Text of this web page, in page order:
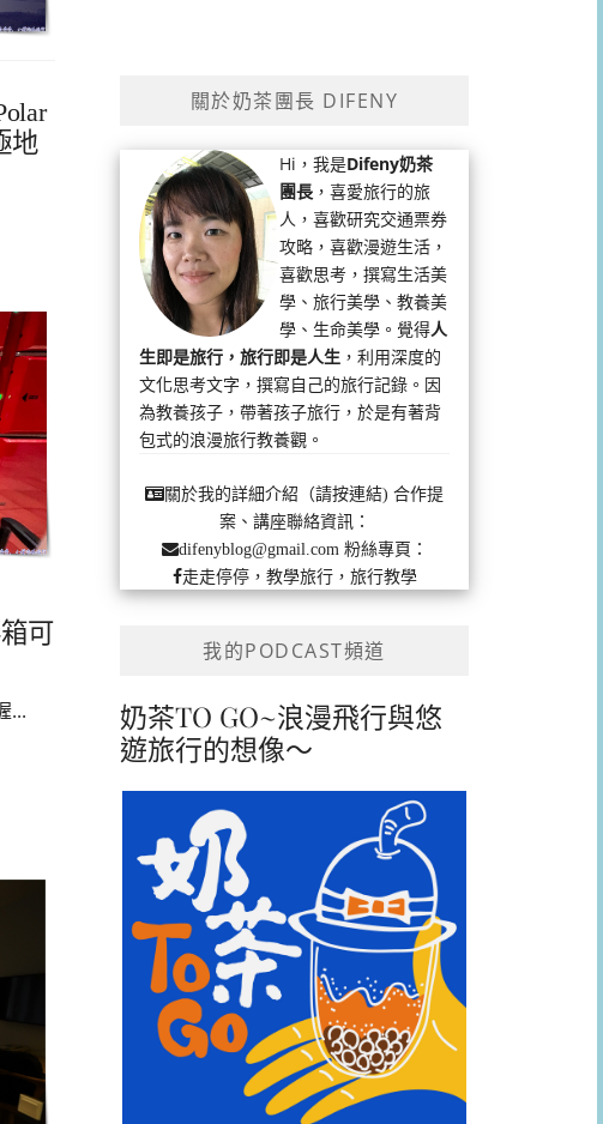
地
可
...
關於奶茶團長 DIFENY
Hi，我是Difeny奶茶
團長 ，喜愛旅行的旅
人，喜歡研究交通票券
攻略，喜歡漫遊生活，
喜歡思考，撰寫生活美
學、旅行美學、教養美
學、生命美學。覺得人
生即是旅行，旅行即是人生 ，利用深度的
文化思考文字，撰寫自己的旅行記錄。因
為教養孩子，帶著孩子旅行，於是有著背
包式的浪漫旅行教養觀。
關於我的詳細介紹（請按連結) 合作提
案、講座聯絡資訊：
difenyblog@gmail.com粉絲專頁：
走走停停，教學旅行，旅行教學
我的PODCAST頻道
奶茶TO GO~浪漫飛行與悠
遊旅行的想像～